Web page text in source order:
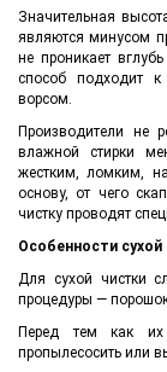
Значительная
являются минусом
не проникает
способ подходит
ворсом.
Производители не
влажной стирки
жестким, ломким,
основу, от чего
чистку проводят
Особенности сухой
Для сухой чистки
процедуры —
Перед тем как их
пропылесосить или